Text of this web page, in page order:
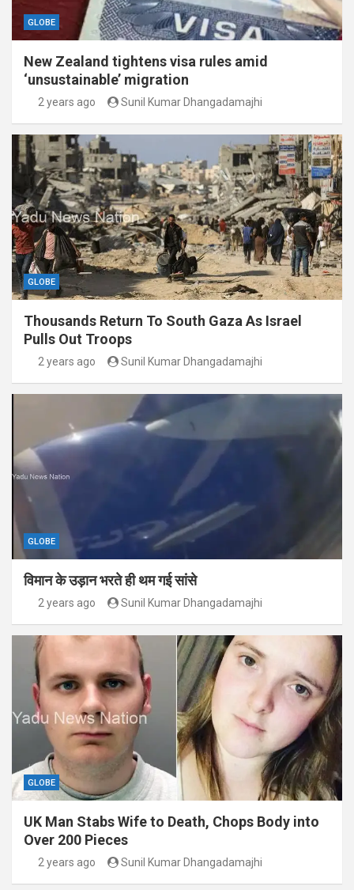
GLOBE
New Zealand tightens visa rules amid
‘unsustainable’ migration
2 years ago Sunil Kumar Dhangadamajhi
GLOBE
Thousands Return To South Gaza As Israel
Pulls Out Troops
2 years ago Sunil Kumar Dhangadamajhi
GLOBE
विमान के उड़ान भरते ही थम गई सांसे
2 years ago Sunil Kumar Dhangadamajhi
GLOBE
UK Man Stabs Wife to Death, Chops Body into
Over 200 Pieces
2 years ago Sunil Kumar Dhangadamajhi